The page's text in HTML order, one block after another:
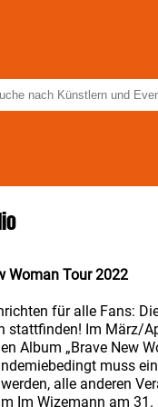
Woman Tour 2022
für alle Fans:
stattfinden! Im März/
Album „Brave New
muss
alle anderen
Im Wizemann am 31.